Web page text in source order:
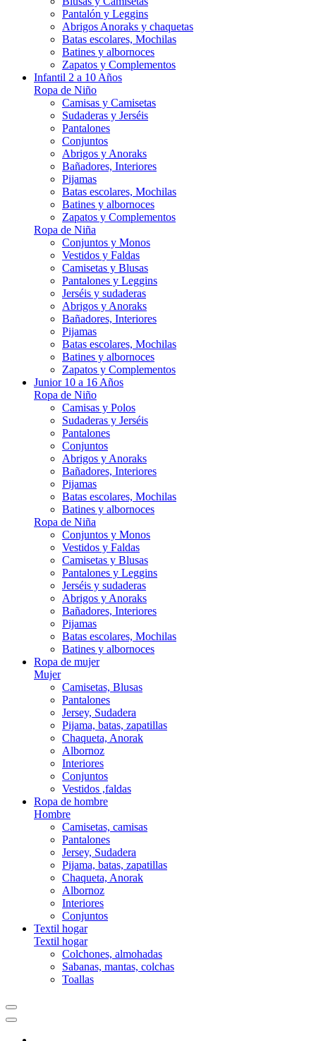
Pantalón y Leggins
Abrigos Anoraks y chaquetas
Batas escolares, Mochilas
Batines y albornoces
Zapatos y Complementos
Infantil 2 a 10 Años
Ropa de Niño
Camisas y Camisetas
Sudaderas y Jerséis
Pantalones
Conjuntos
Abrigos y Anoraks
Bañadores, Interiores
Pijamas
Batas escolares, Mochilas
Batines y albornoces
Zapatos y Complementos
Ropa de Niña
Conjuntos y Monos
Vestidos y Faldas
Camisetas y Blusas
Pantalones y Leggins
Jerséis y sudaderas
Abrigos y Anoraks
Bañadores, Interiores
Pijamas
Batas escolares, Mochilas
Batines y albornoces
Zapatos y Complementos
Junior 10 a 16 Años
Ropa de Niño
Camisas y Polos
Sudaderas y Jerséis
Pantalones
Conjuntos
Abrigos y Anoraks
Bañadores, Interiores
Pijamas
Batas escolares, Mochilas
Batines y albornoces
Ropa de Niña
Conjuntos y Monos
Vestidos y Faldas
Camisetas y Blusas
Pantalones y Leggins
Jerséis y sudaderas
Abrigos y Anoraks
Bañadores, Interiores
Pijamas
Batas escolares, Mochilas
Batines y albornoces
Ropa de mujer
Mujer
Camisetas, Blusas
Pantalones
Jersey, Sudadera
Pijama, batas, zapatillas
Chaqueta, Anorak
Albornoz
Interiores
Conjuntos
Vestidos ,faldas
Ropa de hombre
Hombre
Camisetas, camisas
Pantalones
Jersey, Sudadera
Pijama, batas, zapatillas
Chaqueta, Anorak
Albornoz
Interiores
Conjuntos
Textil hogar
Textil hogar
Colchones, almohadas
Sabanas, mantas, colchas
Toallas